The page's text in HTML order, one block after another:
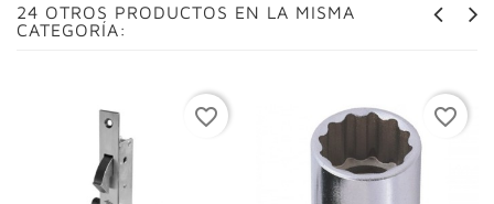
24 OTROS PRODUCTOS EN LA MISMA
CATEGORÍA:
favorite_border favorite_border